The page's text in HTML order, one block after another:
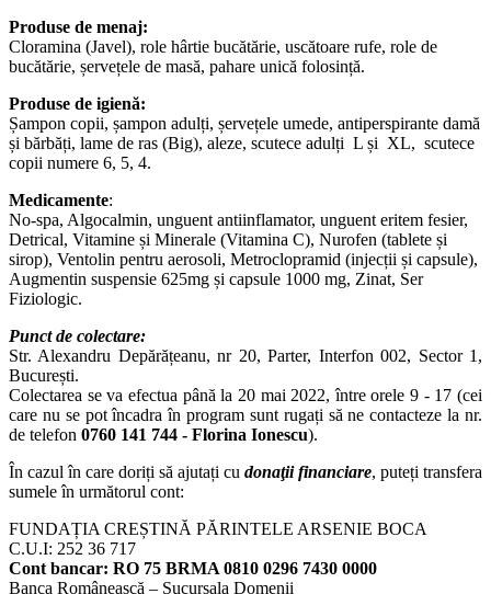
Produse de menaj:
Cloramina (Javel), role hârtie bucătărie, uscătoare rufe, role de
bucătărie, șervețele de masă, pahare unică folosință.
Produse de igienă:
Șampon copii, șampon adulți, șervețele umede, antiperspirante damă
și bărbăți, lame de ras (Big), aleze, scutece adulți L și XL, scutece
copii numere 6, 5, 4.
Medicamente:
No-spa, Algocalmin, unguent antiinflamator, unguent eritem fesier,
Detrical, Vitamine și Minerale (Vitamina C), Nurofen (tablete și
sirop), Ventolin pentru aerosoli, Metroclopramid (injecții și capsule),
Augmentin suspensie 625mg și capsule 1000 mg, Zinat, Ser
Fiziologic.
Punct de colectare:
Str. Alexandru Depărățeanu, nr 20, Parter, Interfon 002, Sector 1,
București.
Colectarea se va efectua până la 20 mai 2022, între orele 9 - 17 (cei
care nu se pot încadra în program sunt rugați să ne contacteze la nr.
de telefon 0760 141 744 - Florina Ionescu).
În cazul în care doriți să ajutați cu donaţii financiare, puteți transfera
sumele în următorul cont:
FUNDAȚIA CREȘTINĂ PĂRINTELE ARSENIE BOCA
C.U.I: 252 36 717
Cont bancar: RO 75 BRMA 0810 0296 7430 0000
Banca Românească – Sucursala Domenii